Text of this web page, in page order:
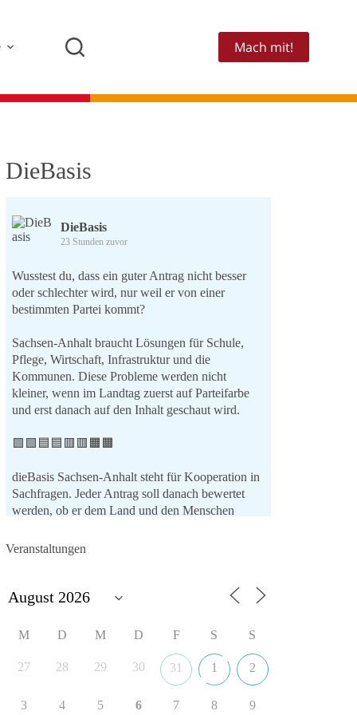
Mach mit!
DieBasis
DieBasis
23 Stunden zuvor
Wusstest du, dass ein guter Antrag nicht besser
oder schlechter wird, nur weil er von einer
bestimmten Partei kommt?
Sachsen-Anhalt braucht Lösungen für Schule,
Pflege, Wirtschaft, Infrastruktur und die
Kommunen. Diese Probleme werden nicht
kleiner, wenn im Landtag zuerst auf Parteifarbe
und erst danach auf den Inhalt geschaut wird.
🟩🟩🟦🟦🟥🟥🟧🟧
dieBasis Sachsen-Anhalt steht für Kooperation in
Sachfragen. Jeder Antrag soll danach bewertet
werden, ob er dem Land und den Menschen
Zustimmung, wenn ein Vorschlag sinnvoll ist.
Antrags oder das Ergebnis für Sachsen-Anhalt?
#dieBasis #sachsenanhalt #ltw2026
👉 Folgen:
Veranstaltungen
M D M D F S S
27 28 29 30 31 1 2
3 4 5 6 7 8 9